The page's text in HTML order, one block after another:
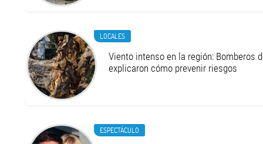
LOCALES
Viento intenso en la región: Bomberos
explicaron cómo prevenir riesgos
ESPECTÁCULO